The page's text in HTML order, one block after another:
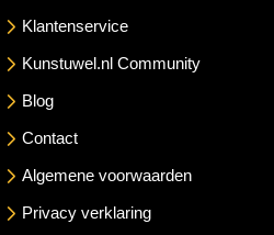
Klantenservice
Kunstuwel.nl Community
Blog
Contact
Algemene voorwaarden
Privacy verklaring